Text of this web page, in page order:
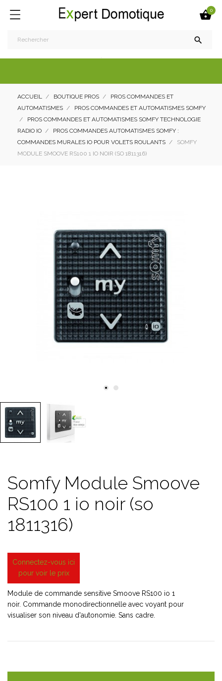
0

ACCUEIL BOUTIQUE PROS
PROS COMMANDES ET
AUTOMATISMES
PROS COMMANDES ET AUTOMATISMES SOMFY
PROS COMMANDES ET AUTOMATISMES SOMFY TECHNOLOGIE
RADIO IO
PROS COMMANDES AUTOMATISMES SOMFY :
COMMANDES MURALES IO POUR VOLETS ROULANTS
SOMFY
MODULE SMOOVE RS100 1 IO NOIR (SO 1811316)
Somfy Module Smoove
RS100 1 io noir (so
1811316)
Connectez-vous ici
pour voir le prix
Module de commande sensitive Smoove RS100 io 1
noir. Commande monodirectionnelle avec voyant pour
visualiser son niveau d'autonomie. Sans cadre.